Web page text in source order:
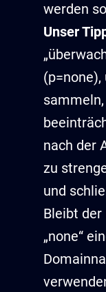
werden
Unser
nach der
zu
und
Bleibt der
„none“